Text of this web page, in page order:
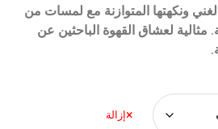
ونكهتها المتوازنة مع لمسات من
مثالية لعشاق القهوة الباحثين عن
إزالة